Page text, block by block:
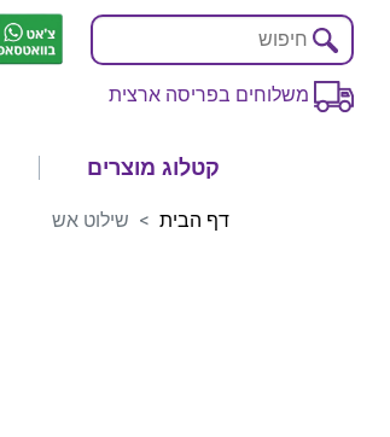
משלוחים בפריסה ארצית
קטלוג מוצרים
דף הבית שילוט אש